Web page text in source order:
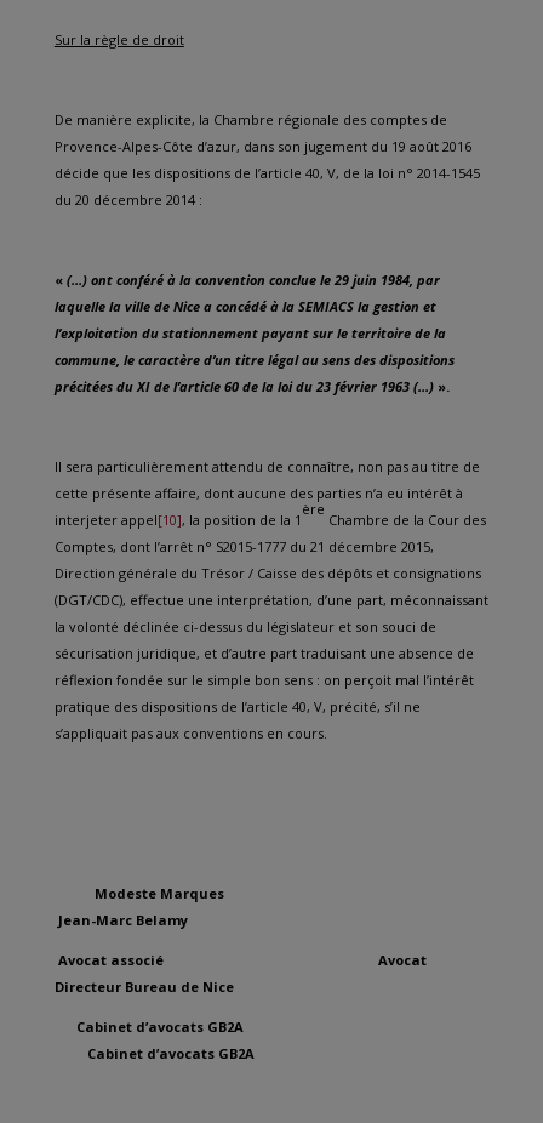
Sur la règle de droit
De manière explicite, la Chambre régionale des comptes de
Provence-Alpes-Côte d’azur, dans son jugement du 19 août 2016
décide que les dispositions de l’article 40, V, de la loi n° 2014-1545
du 20 décembre 2014 :
« (…) ont conféré à la convention conclue le 29 juin 1984, par
laquelle la ville de Nice a concédé à la SEMIACS la gestion et
l’exploitation du stationnement payant sur le territoire de la
commune, le caractère d’un titre légal au sens des dispositions
précitées du XI de l’article 60 de la loi du 23 février 1963 (…)».
Il sera particulièrement attendu de connaître, non pas au titre de
cette présente affaire, dont aucune des parties n’a eu intérêt à
interjeter appel[10], la position de la 1
ère
Chambre de la Cour des
Comptes, dont l’arrêt n° S2015-1777 du 21 décembre 2015,
Direction générale du Trésor / Caisse des dépôts et consignations
(DGT/CDC), effectue une interprétation, d’une part, méconnaissant
la volonté déclinée ci-dessus du législateur et son souci de
sécurisation juridique, et d’autre part traduisant une absence de
réflexion fondée sur le simple bon sens : on perçoit mal l’intérêt
pratique des dispositions de l’article 40, V, précité, s’il ne
s’appliquait pas aux conventions en cours.
Modeste Marques
Jean-Marc Belamy
Avocat associé Avocat
Directeur Bureau de Nice
Cabinet d’avocats GB2A
Cabinet d’avocats GB2A